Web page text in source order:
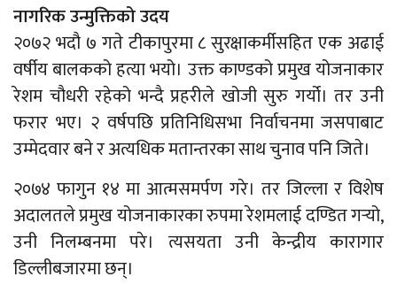
नागरिक उन्मुक्तिको उदय
२०७२ भदौ ७ गते टीकापुरमा ८ सुरक्षाकर्मीसहित एक अढाई
वर्षीय बालकको हत्या भयो। उक्त काण्डको प्रमुख योजनाकार
रेशम चौधरी रहेको भन्दै प्रहरीले खोजी सुरु गर्यो। तर उनी
फरार भए। २ वर्षपछि प्रतिनिधिसभा निर्वाचनमा जसपाबाट
उम्मेदवार बने र अत्यधिक मतान्तरका साथ चुनाव पनि जिते।
२०७४ फागुन १४ मा आत्मसमर्पण गरे। तर जिल्ला र विशेष
अदालतले प्रमुख योजनाकारका रुपमा रेशमलाई दण्डित गर्‍यो,
उनी निलम्बनमा परे। त्यसयता उनी केन्द्रीय कारागार
डिल्लीबजारमा छन्।